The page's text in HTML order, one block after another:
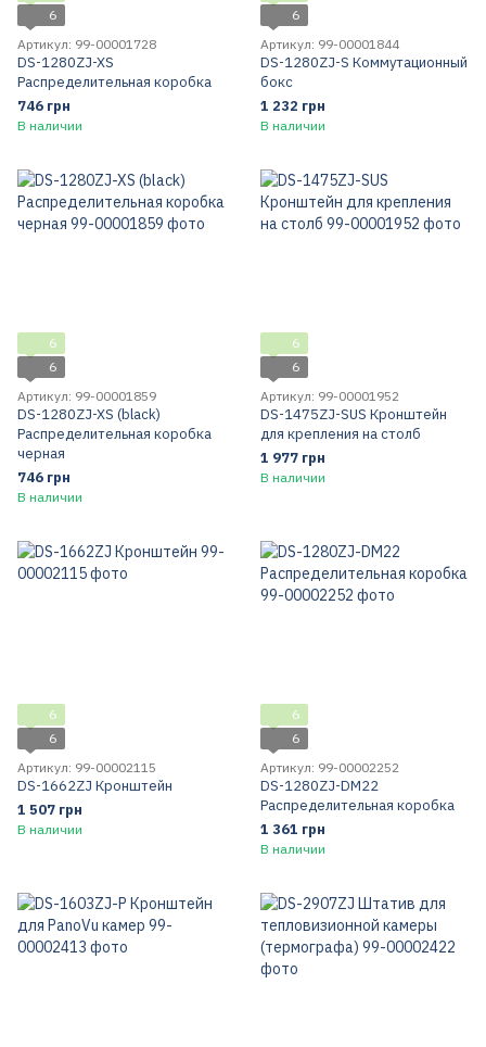
6
Артикул: 99-00001728
DS-1280ZJ-XS
Распределительная коробка
746 грн
В наличии
6
Артикул: 99-00001844
DS-1280ZJ-S Коммутационный
бокс
1 232 грн
В наличии
6
6
Артикул: 99-00001859
DS-1280ZJ-XS (black)
Распределительная коробка
черная
746 грн
В наличии
6
6
Артикул: 99-00001952
DS-1475ZJ-SUS Кронштейн
для крепления на столб
1 977 грн
В наличии
6
6
Артикул: 99-00002115
DS-1662ZJ Кронштейн
1 507 грн
В наличии
6
6
Артикул: 99-00002252
DS-1280ZJ-DM22
Распределительная коробка
1 361 грн
В наличии